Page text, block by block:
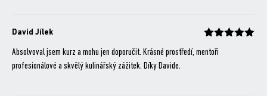
David Jílek
Absolvoval jsem kurz a mohu jen doporučit. Krásné prostředí, mentoři
profesionálové a skvělý kulinářský zážitek. Díky Davide.